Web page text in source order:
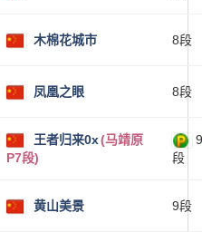
木棉花城市 8段
凤凰之眼 8段
王者归来0x(马靖原
P7段)
9
段
黄山美景 9段